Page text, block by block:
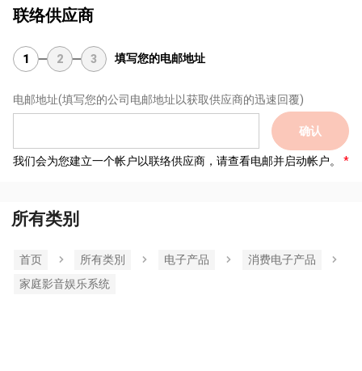
联络供应商
1 2 3 填写您的电邮地址
电邮地址(填写您的公司电邮地址以获取供应商的迅速回覆)
确认
我们会为您建立一个帐户以联络供应商，请查看电邮并启动帐户。
所有类别
首页 所有类別 电子产品
消费电子产品
家庭影音娱乐系统